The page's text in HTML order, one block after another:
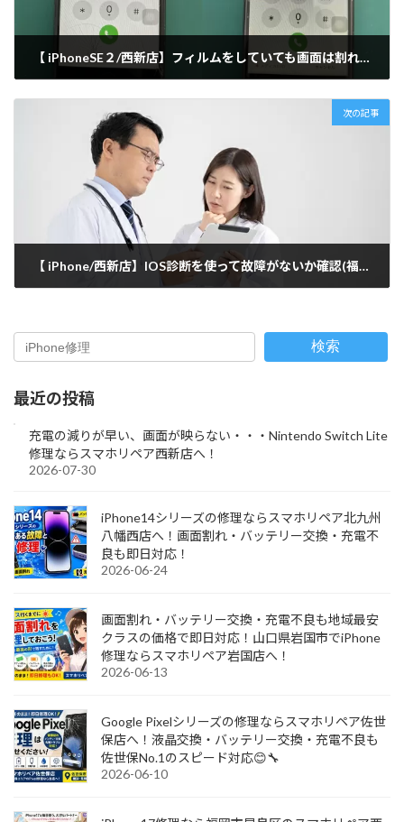
【 iPhoneSE２/西新店】フィルムをしていても画面は割れる！？(福岡市)
次の記事
【 iPhone/西新店】IOS診断を使って故障がないか確認(福岡市)
検索
最近の投稿
充電の減りが早い、画面が映らない・・・Nintendo Switch Lite
修理ならスマホリペア西新店へ！
2026-07-30
iPhone14シリーズの修理ならスマホリペア北九州
八幡西店へ！画面割れ・バッテリー交換・充電不
良も即日対応！
2026-06-24
画面割れ・バッテリー交換・充電不良も地域最安
クラスの価格で即日対応！山口県岩国市でiPhone
修理ならスマホリペア岩国店へ！
2026-06-13
Google Pixelシリーズの修理ならスマホリペア佐世
保店へ！液晶交換・バッテリー交換・充電不良も
佐世保No.1のスピード対応😊🔧
2026-06-10